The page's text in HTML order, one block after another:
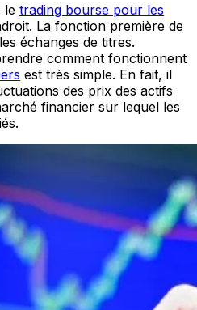
le trading bourse pour les
La fonction première de
échanges de titres.
comment fonctionnent
est très simple. En fait, il
des prix des actifs
financier sur lequel les